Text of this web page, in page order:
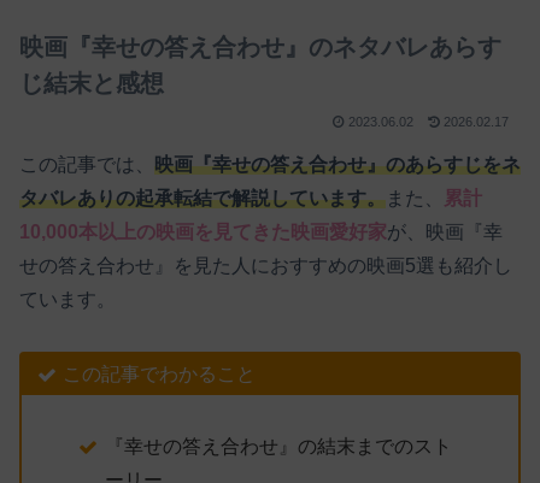
映画『幸せの答え合わせ』のネタバレあらす
じ結末と感想
2023.06.02 2026.02.17
この記事では、 映画『幸せの答え合わせ』のあらすじをネ
タバレありの起承転結で解説しています。 また、
累計
10,000本以上の映画を見てきた映画愛好家が、映画『幸
せの答え合わせ』を見た人におすすめの映画5選も紹介し
ています。
この記事でわかること
『幸せの答え合わせ』の結末までのスト